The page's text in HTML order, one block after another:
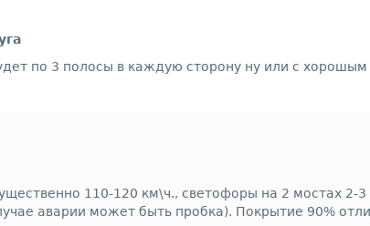
по 3 полосы в каждую сторону ну или с
110-120 км\ч., светофоры на 2 мостах 2-
аварии может быть пробка). Покрытие 90%